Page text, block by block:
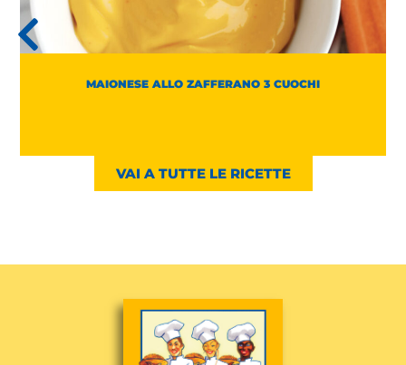
MAIONESE ALLO ZAFFERANO 3 CUOCHI
VAI A TUTTE LE RICETTE